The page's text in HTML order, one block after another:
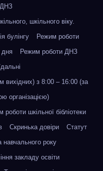
ДНЗ
шкільного віку.
булінгу
Режим роботи
дня
Режим роботи ДНЗ
вихідних) з 8:00 – 16:00 (за
організацією)
роботи шкільної бібліотеки
Скринька довіри
Статут
навчального року
закладу освіти